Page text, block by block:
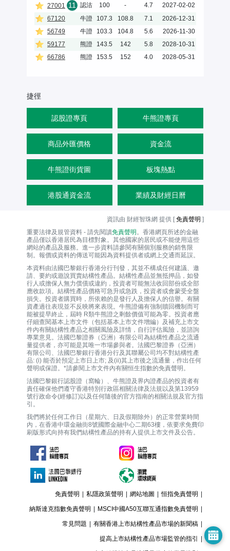
27001
11 認沽 100 - 4.7
2027-02-02
67120
牛證 107.3 108.8 7.1
2026-12-31
56749
牛證 103.3 104.8 5.6
2026-11-30
59177
熊證 143.5 142 5.8
2028-10-31
66786
熊證 153.5 152 4.0 2028-05-31
捷徑
認股證專頁 牛熊證專頁
商品外匯價格 資金流
牛熊證街貨圖 板塊熱點
港股通資金流 業績及財經日曆
資訊由 財經智珠網 提供 [免責聲明 ]
重要法律及規管資料 - 請先閱讀免責聲明 。香港網頁所述的金融
產品僅以香港居民為目標對象。其他國家的居民或不能使用這些
網站的產品及服務。進一步資料請參閱有關個別服務的銷售限
制。報價或資料的傳送可能因為資料提供者或網上交通而延誤。
本資料由法國巴黎銀行香港分行刊發，其並不構成任何建議、邀
請、要約或遊說買賣結構性產品。結構性產品並無抵押品，如發
行人或擔保人無力償債或違約，投資者可能無法收回部份或全部
應收款項。結構性產品價格可急升或急跌，投資者或會蒙受全盤
損失。投資者購買時，所依賴的是發行人及擔保人的信譽。有關
資產過往表現並不反映將來表現。牛熊證備有強制贖回機制而可
能被提早終止，屆時 R類牛熊證之剩餘價值可能為零。投資者應
仔細查閱基本上市文件（包括基本上市文件增編）及補充上市文
件內有關結構性產品之相關風險及詳情，自行評估風險，並諮詢
專業意見。法國巴黎證券（亞洲）有限公司為結構性產品之流通
量提供者，亦可能是其唯一巿場參與者。法國巴黎證券（亞洲）
有限公司、法國巴黎銀行香港分行及其聯屬公司均不對結構性產
品: (i) 能否於預定上市日上市; 及(ii)其上市後之流通量，作出任何
聲明或保證。*請參閱上市文件內有關恒生指數的免責聲明。
法國巴黎銀行認股證（窩輪）、牛熊證及界內證產品的投資者有
責任確保他們遵守香港特別行政區相關法律及法規以及第13959
號行政命令(經修訂)以及任何隨後的官方指南的相關法規及官方指
引。
我們將於任何工作日（星期六、日及假期除外）的正常營業時間
內，在香港中環金融街8號國際金融中心二期63樓，依要求免費印
刷版形式向持有我們結構性產品的持有人提供上市文件及公告。
免責聲明 | 私隱政策聲明 | 網站地圖 | 恒指免責聲明 |
納斯達克指數免責聲明 | MSCI中國A50互聯互通指數免責聲明 |
常見問題 | 有關香港上市結構性產品市場的新聞稿 |
提高上市結構性產品市場監管的指引 |